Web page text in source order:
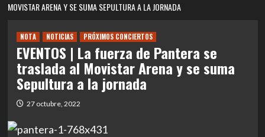
MOVISTAR ARENA Y SE SUMA SEPULTURA A LA JORNADA
NOTA NOTICIAS PRÓXIMOS CONCIERTOS
EVENTOS | La fuerza de Pantera se
traslada al Movistar Arena y se suma
Sepultura a la jornada
27 octubre, 2022